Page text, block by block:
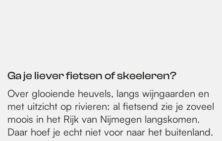
Ga je liever fietsen of skeeleren?
Over glooiende heuvels, langs wijngaarden en
met uitzicht op rivieren: al fietsend zie je zoveel
moois in het Rijk van Nijmegen langskomen.
Daar hoef je echt niet voor naar het buitenland.